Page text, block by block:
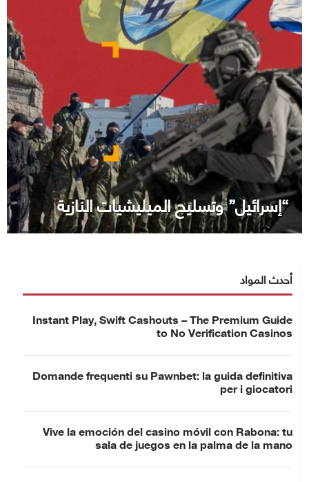
“إسرائيل” وتسليح الميليشيات النازية
أحدث المواد
Instant Play, Swift Cashouts – The Premium Guide
to No Verification Casinos
Domande frequenti su Pawnbet: la guida definitiva
per i giocatori
Vive la emoción del casino móvil con Rabona: tu
sala de juegos en la palma de la mano